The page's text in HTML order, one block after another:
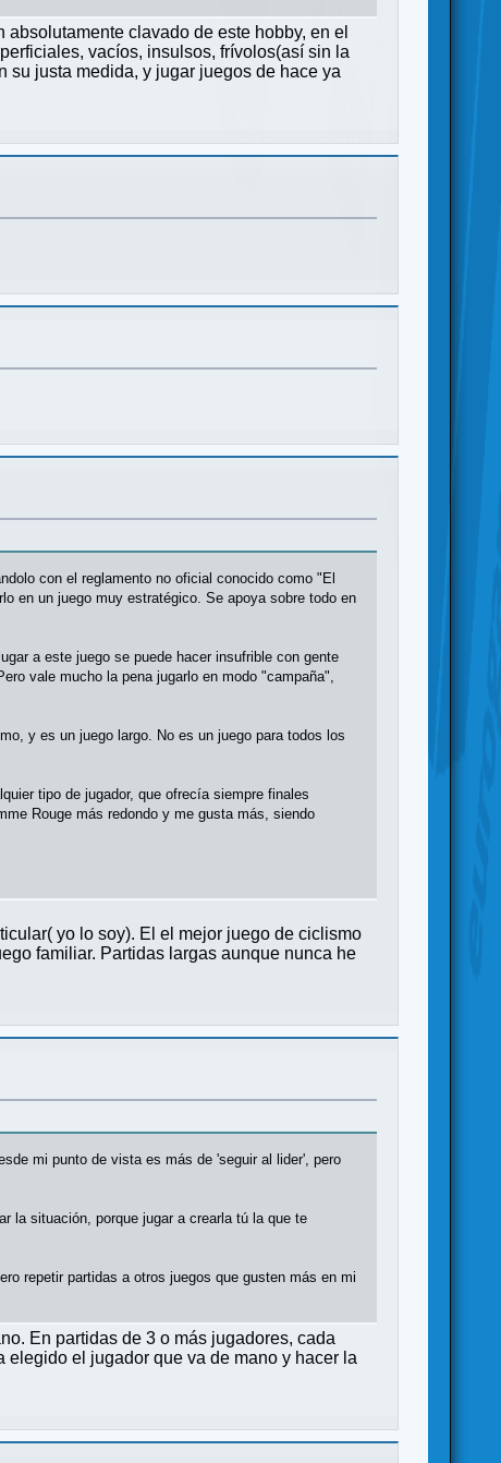
clavado de este hobby, en el
vacíos, insulsos, frívolos(así sin la
justa medida, y jugar juegos de hace ya
con el reglamento no oficial conocido como "El
en un juego muy estratégico. Se apoya sobre todo en
a este juego se puede hacer insufrible con gente
vale mucho la pena jugarlo en modo "campaña",
y es un juego largo. No es un juego para todos los
tipo de jugador, que ofrecía siempre finales
Rouge más redondo y me gusta más, siendo
yo lo soy). El el mejor juego de ciclismo
familiar. Partidas largas aunque nunca he
mi punto de vista es más de 'seguir al lider', pero
la situación, porque jugar a crearla tú la que te
repetir partidas a otros juegos que gusten más en mi
En partidas de 3 o más jugadores, cada
el jugador que va de mano y hacer la